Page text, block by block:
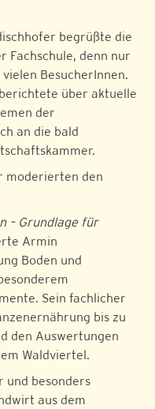
begrüßte die
Fachschule, denn nur
BesucherInnen.
über aktuelle
der
an die bald
moderierten den
– Grundlage für
Armin
Boden und
Sein fachlicher
bis zu
den Auswertungen
Waldviertel.
und besonders
aus dem